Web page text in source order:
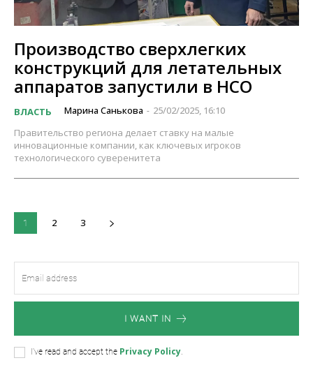
Производство сверхлегких
конструкций для летательных
аппаратов запустили в НСО
ВЛАСТЬ Марина Санькова - 25/02/2025, 16:10
Правительство региона делает ставку на малые
инновационные компании, как ключевых игроков
технологического суверенитета
1 2 3
I WANT IN
I've read and accept the Privacy Policy.